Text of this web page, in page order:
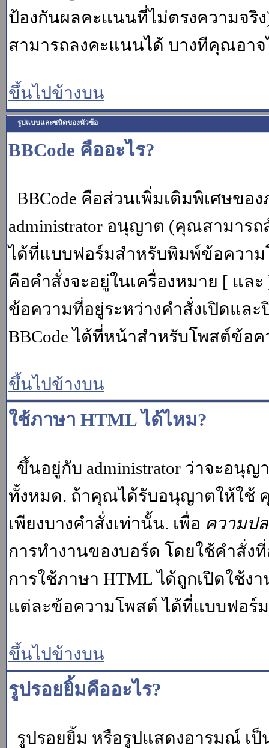
ป้องกันผลคะแนนที่ไม่ตรงความจ
สามารถลงคะแนนได้ บางทีคุณอา
ขึ้นไปข้างบน
รูปแบบและชนิดของหัวข้อ
BBCode คืออะไร?
BBCode คือส่วนเพิ่มเติมพิเศษขอ
administrator อนุญาต (คุณสามาร
ได้ที่แบบฟอร์มสำหรับพิมพ์ข้อความ
คือคำสั่งจะอยู่ในเครื่องหมาย [ แล
ข้อความที่อยู่ระหว่างคำสั่งเปิดแล
BBCode ได้ที่หน้าสำหรับโพสต์ข้อค
ขึ้นไปข้างบน
ใช้ภาษา HTML ได้ไหม?
ขึ้นอยู่กับ administrator ว่าจะอนุ
ทั้งหมด. ถ้าคุณได้รับอนุญาตให้ใช้
เพียงบางคำสั่งเท่านั้น. เพื่อ ความป
การทำงานของบอร์ด โดยใช้คำสั่ง
การใช้ภาษา HTML ได้ถูกเปิดใช้
แต่ละข้อความโพสต์ ได้ที่แบบฟอร์
ขึ้นไปข้างบน
รูปรอยยิ้มคืออะไร?
รูปรอยยิ้ม หรือรูปแสดงอารมณ์ เ